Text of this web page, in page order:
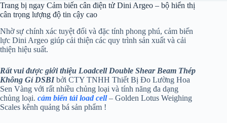
Trang bị ngay Cảm biến cân điện tử Dini Argeo – bộ hiển thị
cân trọng lượng độ tin cậy cao
Nhờ sự chính xác tuyệt đối và đặc tính phong phú, cảm biến
lực Dini Argeo giúp cải thiện các quy trình sản xuất và cải
thiện hiệu suất.
Rất vui được giới thiệu Loadcell Double Shear Beam Thép
Không Gỉ DSBIbởi CTY TNHH Thiết Bị Đo Lường Hoa
Sen Vàng với rất nhiều chủng loại và tính năng đa dạng
chủng loại. cảm biến tải load cell– Golden Lotus Weighing
Scales kênh quảng bá sản phẩm !